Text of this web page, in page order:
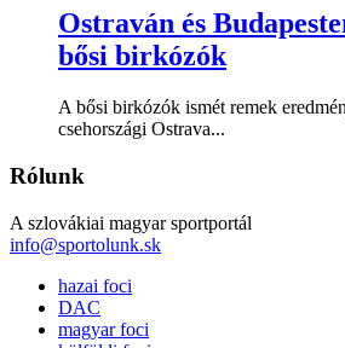
Ostraván és
bősi birkózók
A bősi birkózók ismét remek
csehországi Ostrava...
Rólunk
A szlovákiai magyar sportportál
info@sportolunk.sk
hazai foci
DAC
magyar foci